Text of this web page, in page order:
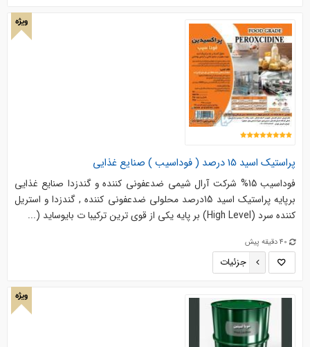
ویژه
پراستیک اسید 15 درصد ( فوداسیب ) صنایع غذایی
فوداسیب 15% شرکت آرال شیمی ضدعفونی کننده و گندزدا صنایع غذایی
برپایه پراستیک اسید 15درصد محلولی ضدعفونی کننده , گندزدا و استریل
کننده سرد (High Level) بر پایه یکی از قوی ترین ترکیبا ت بایوساید (...
40 دقیقه پیش
جزئیات
ویژه